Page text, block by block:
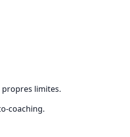
propres limites.
coaching.